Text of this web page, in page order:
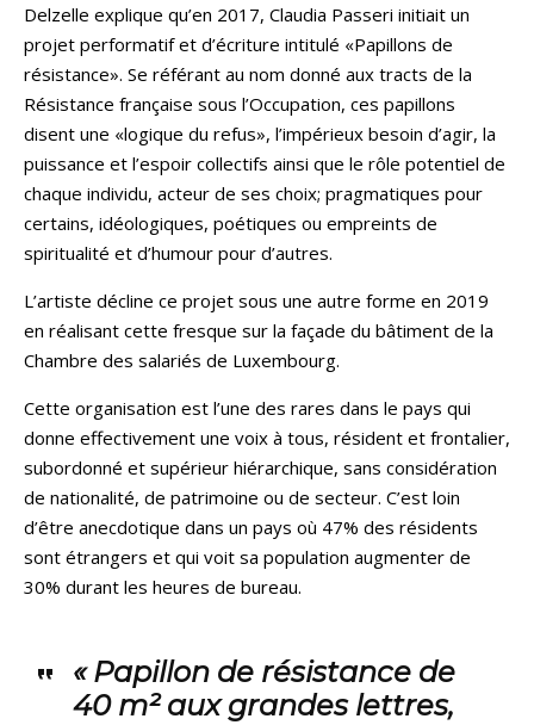
Delzelle explique qu’en 2017, Claudia Passeri initiait un
projet performatif et d’écriture intitulé «Papillons de
résistance». Se référant au nom donné aux tracts de la
Résistance française sous l’Occupation, ces papillons
disent une «logique du refus», l’impérieux besoin d’agir, la
puissance et l’espoir collectifs ainsi que le rôle potentiel de
chaque individu, acteur de ses choix; pragmatiques pour
certains, idéologiques, poétiques ou empreints de
spiritualité et d’humour pour d’autres.
L’artiste décline ce projet sous une autre forme en 2019
en réalisant cette fresque sur la façade du bâtiment de la
Chambre des salariés de Luxembourg.
Cette organisation est l’une des rares dans le pays qui
donne effectivement une voix à tous, résident et frontalier,
subordonné et supérieur hiérarchique, sans considération
de nationalité, de patrimoine ou de secteur. C’est loin
d’être anecdotique dans un pays où 47% des résidents
sont étrangers et qui voit sa population augmenter de
30% durant les heures de bureau.
« Papillon de résistance de
40 m²aux grandes lettres,